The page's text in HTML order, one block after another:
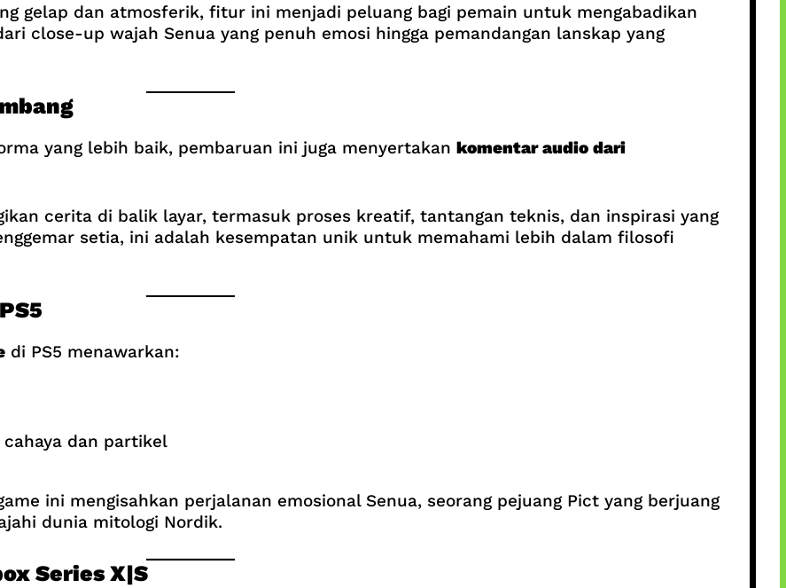
gelap dan atmosferik, fitur ini menjadi peluang bagi pemain untuk mengabadikan
close-up wajah Senua yang penuh emosi hingga pemandangan lanskap yang
yang lebih baik, pembaruan ini juga menyertakan komentar audio dari
cerita di balik layar, termasuk proses kreatif, tantangan teknis, dan inspirasi yang
setia, ini adalah kesempatan unik untuk memahami lebih dalam filosofi
di PS5 menawarkan:
dan partikel
ini mengisahkan perjalanan emosional Senua, seorang pejuang Pict yang berjuang
dunia mitologi Nordik.
Series X|S